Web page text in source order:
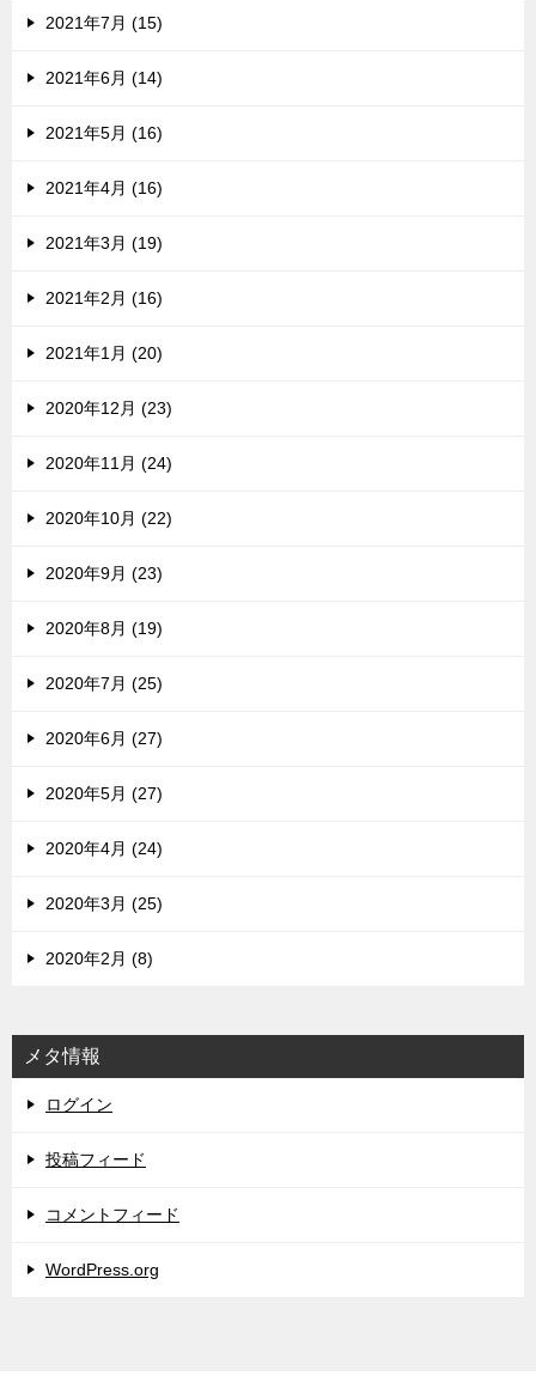
2021年7月 (15)
2021年6月 (14)
2021年5月 (16)
2021年4月 (16)
2021年3月 (19)
2021年2月 (16)
2021年1月 (20)
2020年12月 (23)
2020年11月 (24)
2020年10月 (22)
2020年9月 (23)
2020年8月 (19)
2020年7月 (25)
2020年6月 (27)
2020年5月 (27)
2020年4月 (24)
2020年3月 (25)
2020年2月 (8)
メタ情報
ログイン
投稿フィード
コメントフィード
WordPress.org